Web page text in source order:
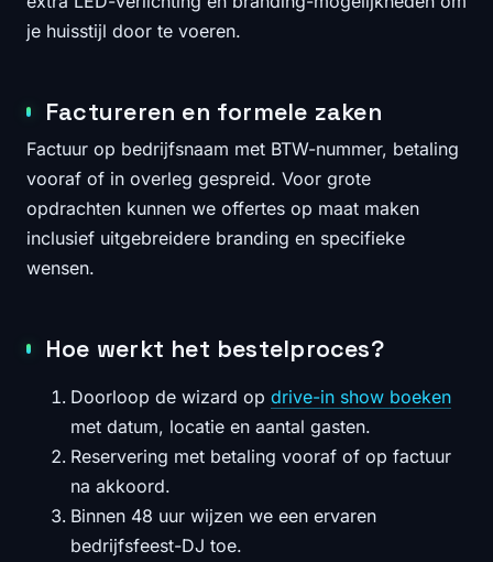
je huisstijl door te voeren.
Factureren en formele zaken
Factuur op bedrijfsnaam met BTW-nummer, betaling
vooraf of in overleg gespreid. Voor grote
opdrachten kunnen we offertes op maat maken
inclusief uitgebreidere branding en specifieke
wensen.
Hoe werkt het bestelproces?
Doorloop de wizard op drive-in show boeken
met datum, locatie en aantal gasten.
Reservering met betaling vooraf of op factuur
na akkoord.
Binnen 48 uur wijzen we een ervaren
bedrijfsfeest-DJ toe.